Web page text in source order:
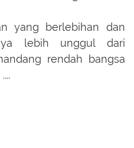
yang berlebihan dan
lebih unggul dari
rendah bangsa